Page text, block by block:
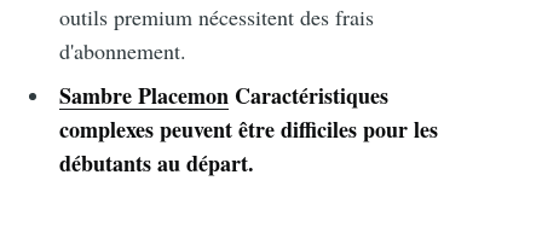
outils premium nécessitent des frais
d'abonnement.
Sambre PlacemonCaractéristiques
complexes peuvent être difficiles pour les
débutants au départ.